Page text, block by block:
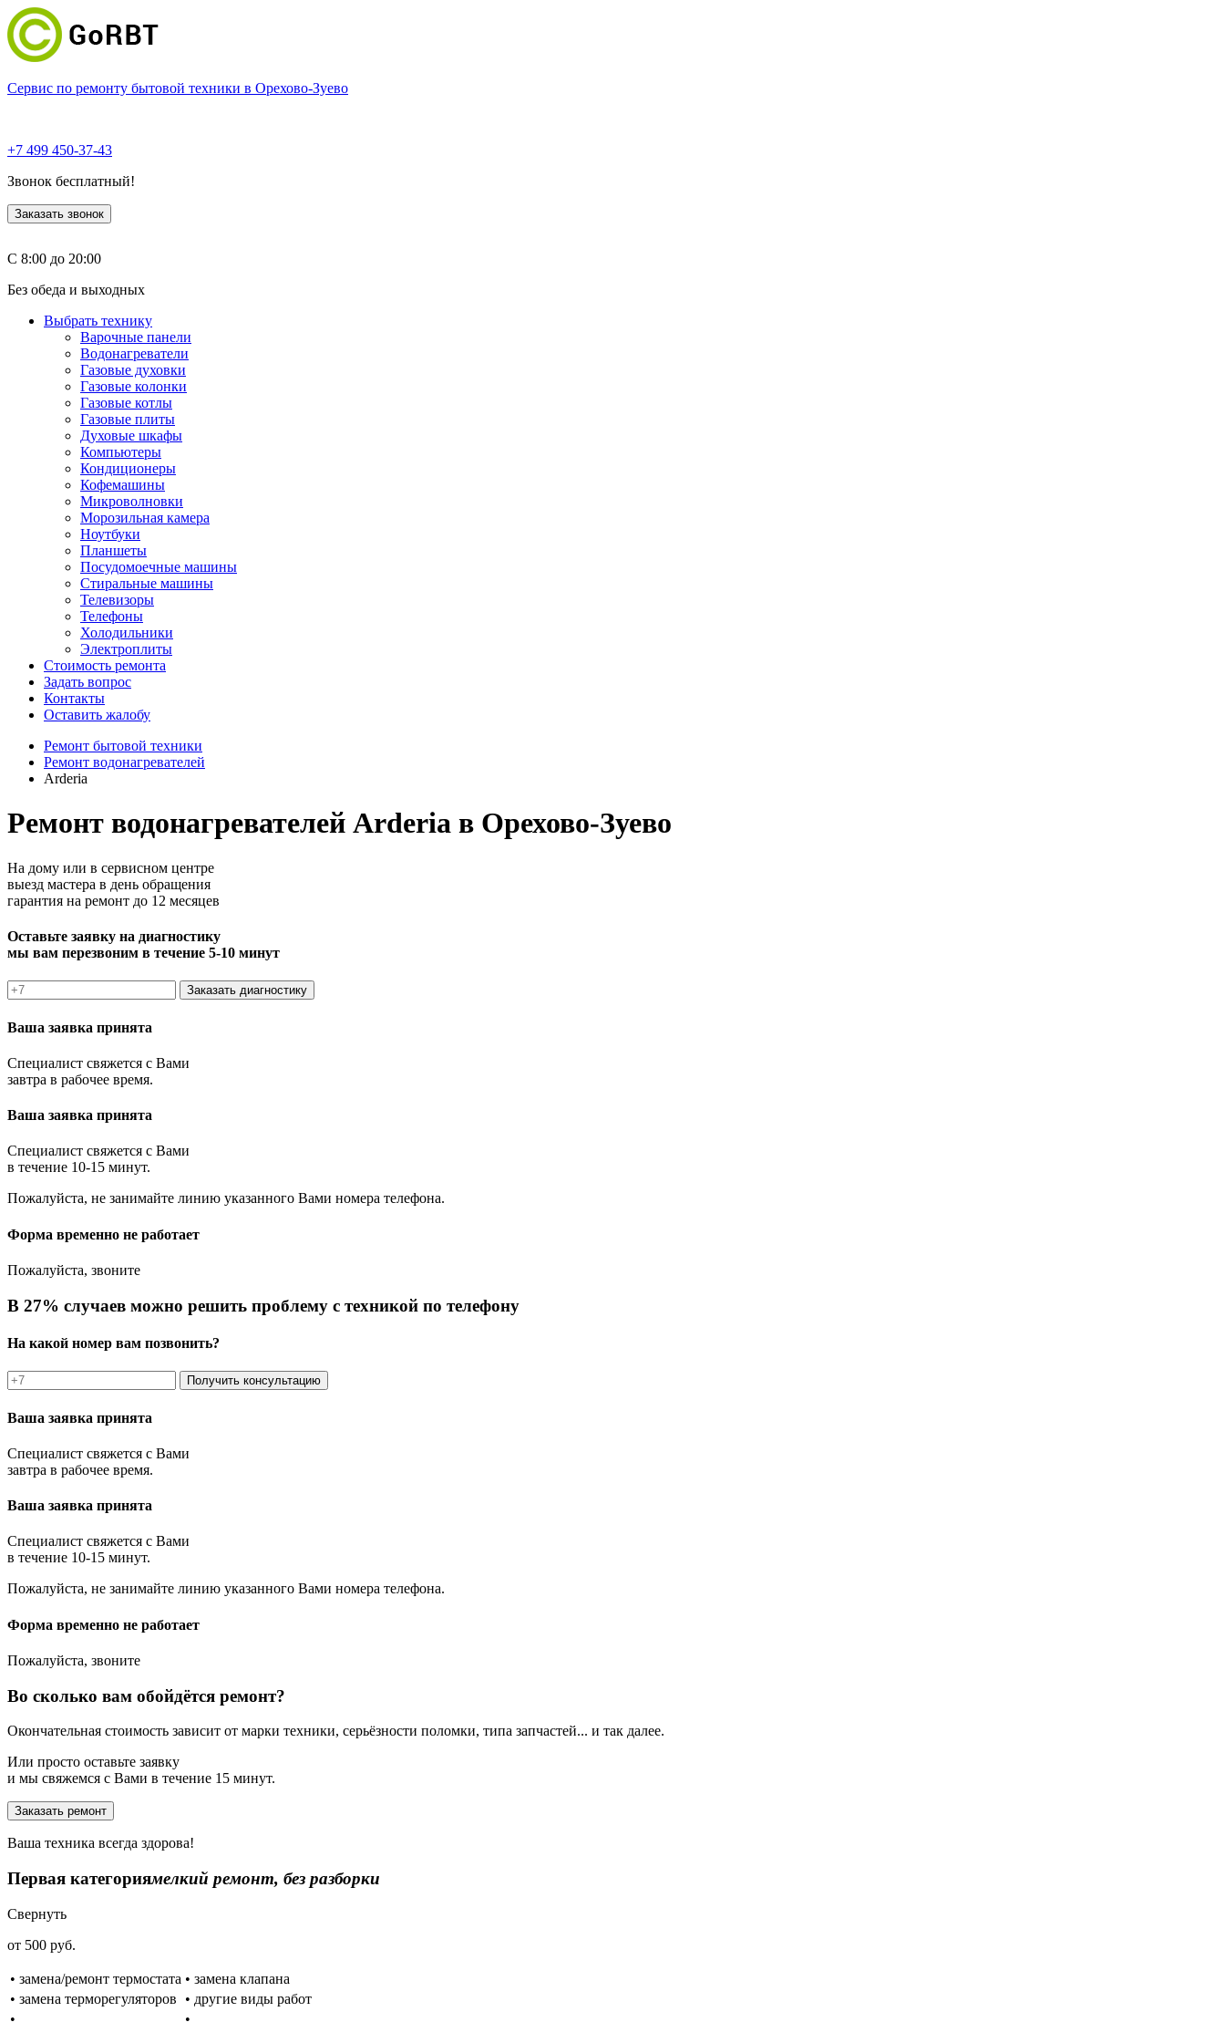
Сервис по ремонту бытовой техники в Орехово-Зуево
+7 499 450-37-43
Звонок бесплатный!
Заказать звонок
С 8:00 до 20:00
Без обеда и выходных
Выбрать технику
Варочные панели
Водонагреватели
Газовые духовки
Газовые колонки
Газовые котлы
Газовые плиты
Духовые шкафы
Компьютеры
Кондиционеры
Кофемашины
Микроволновки
Морозильная камера
Ноутбуки
Планшеты
Посудомоечные машины
Стиральные машины
Телевизоры
Телефоны
Холодильники
Электроплиты
Стоимость ремонта
Задать вопрос
Контакты
Оставить жалобу
Ремонт бытовой техники
Ремонт водонагревателей
Arderia
Ремонт водонагревателей Arderia в Орехово-Зуево
На дому или в сервисном центре
выезд мастера в день обращения
гарантия на ремонт до 12 месяцев
Оставьте заявку на диагностику
мы вам перезвоним в течение 5-10 минут
Заказать диагностику
Ваша заявка принята
Специалист свяжется с Вами
завтра в рабочее время.
Ваша заявка принята
Специалист свяжется с Вами
в течение 10-15 минут.
Пожалуйста, не занимайте линию указанного Вами номера телефона.
Форма временно не работает
Пожалуйста, звоните
В 27% случаев можно решить проблему с техникой по телефону
На какой номер вам позвонить?
Получить консультацию
Ваша заявка принята
Специалист свяжется с Вами
завтра в рабочее время.
Ваша заявка принята
Специалист свяжется с Вами
в течение 10-15 минут.
Пожалуйста, не занимайте линию указанного Вами номера телефона.
Форма временно не работает
Пожалуйста, звоните
Во сколько вам обойдётся ремонт?
Окончательная стоимость зависит от марки техники, серьёзности поломки, типа запчастей... и так далее.
Или просто оставьте заявку
и мы свяжемся с Вами в течение 15 минут.
Заказать ремонт
Ваша техника всегда здорова!
Первая категориямелкий ремонт, без разборки
Свернуть
от 500 руб.
• замена/ремонт термостата • замена клапана
• замена терморегуляторов
• другие виды работ
•
•